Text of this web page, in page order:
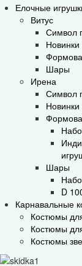
Елочные
Витус
Символ
Новинки
Шары
Ирена
Символ
Новинки
Шары
D
Карнавальные
Костюмы
Костюмы
Костюмы